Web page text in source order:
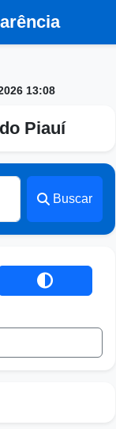
13:08
Piauí
Buscar